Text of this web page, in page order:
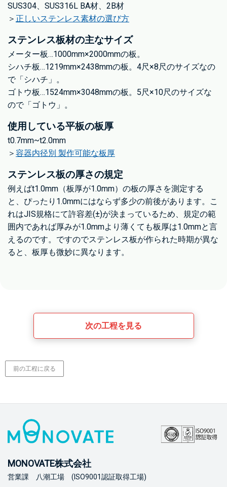
SUS304、SUS316L BA材、2B材
＞ 正しいステンレス素材の選び方
ステンレス板材の主なサイズ
メーター板…1000mm×2000mmの板。
シハチ板…1219mm×2438mmの板。4尺×8尺のサイズなの
で「シハチ」。
ゴトウ板…1524mm×3048mmの板。5尺×10尺のサイズな
ので「ゴトウ」。
使用している平板の板厚
t0.7mm~t2.0mm
＞ 容器内径別 製作可能な板厚
ステンレス板の厚さの規定
例えばt1.0mm（板厚が1.0mm）の板の厚さを測定する
と、ぴったり1.0mmにはならず多少の前後があります。こ
れはJIS規格にて許容差(±)が決まっているため、規定の範
囲内であれば厚みが1.0mmより薄くても板厚は1.0mmと言
えるのです。ですのでステンレス板が作られた時期が異な
ると、板厚も微妙に異なります。
次の工程を見る
前の工程に戻る
MONOVATE株式会社
営業課 八潮工場 (ISO9001認証取得工場)